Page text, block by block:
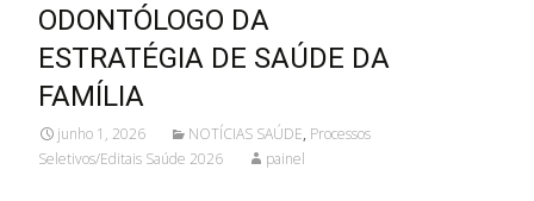
ODONTÓLOGO DA
ESTRATÉGIA DE SAÚDE DA
FAMÍLIA
junho 1, 2026 NOTÍCIAS SAÚDE, Processos
Seletivos/Editais Saúde 2026
painel